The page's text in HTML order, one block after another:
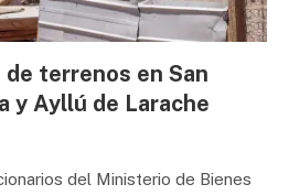
de terrenos en San
y Ayllú de Larache
del Ministerio de Bienes